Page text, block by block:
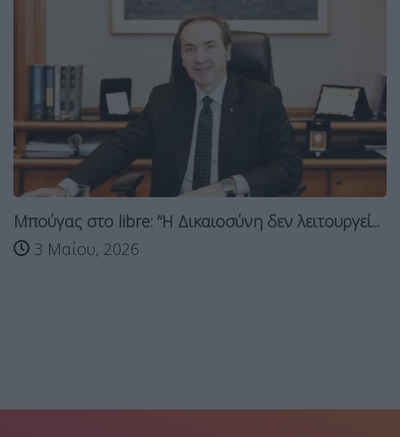
Μπούγας στο libre: “Η Δικαιοσύνη δεν λειτουργεί...
3 Μαΐου, 2026